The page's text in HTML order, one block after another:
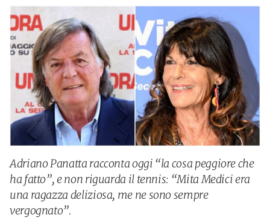
Adriano Panatta racconta oggi “la cosa peggiore che
ha fatto”, e non riguarda il tennis: “Mita Medici era
una ragazza deliziosa, me ne sono sempre
vergognato”.